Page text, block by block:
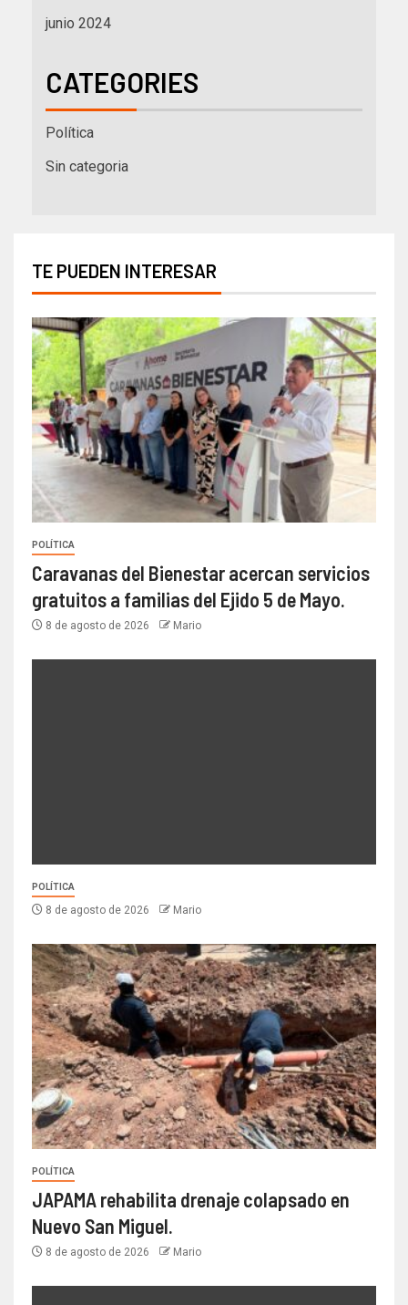
junio 2024
CATEGORIES
Política
Sin categoria
TE PUEDEN INTERESAR
POLÍTICA
Caravanas del Bienestar acercan servicios
gratuitos a familias del Ejido 5 de Mayo.
8 de agosto de 2026 Mario
POLÍTICA
8 de agosto de 2026 Mario
POLÍTICA
JAPAMA rehabilita drenaje colapsado en
Nuevo San Miguel.
8 de agosto de 2026 Mario